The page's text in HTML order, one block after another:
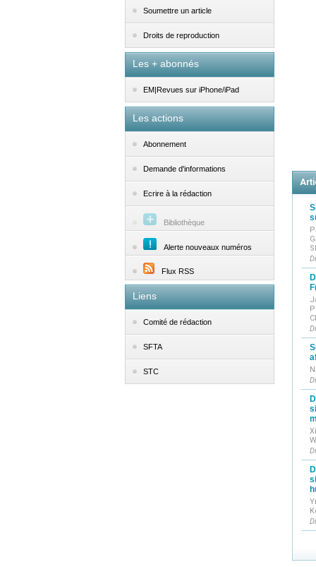
Soumettre un article
Droits de reproduction
Les + abonnés
EM|Revues sur iPhone/iPad
Les actions
Abonnement
Demande d'informations
Ecrire à la rédaction
Bibliothèque
Alerte nouveaux numéros
Flux RSS
Liens
Comité de rédaction
SFTA
STC